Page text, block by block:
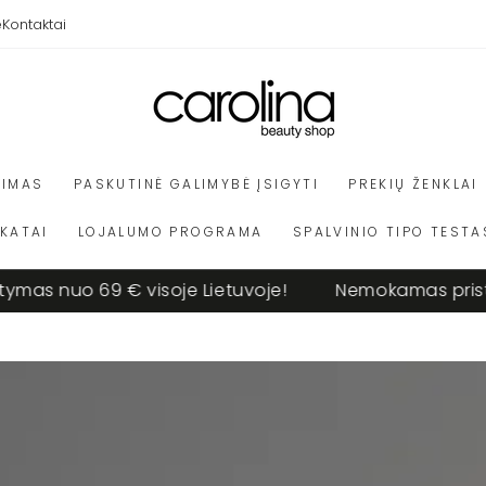
Kontaktai
PASKUTINĖ GALIMYBĖ ĮSIGYTI PREKIŲ ŽENKLAI
LOJALUMO PROGRAMA SPALVINIO TIPO
nuo 69 € visoje Lietuvoje! Nemokamas